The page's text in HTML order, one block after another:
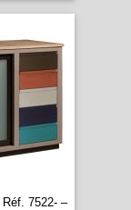
Réf. 7522- –